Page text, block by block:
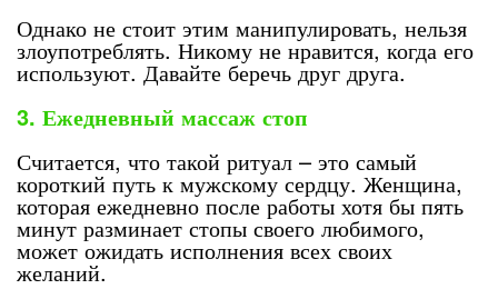
Однако не стоит этим манипулировать, нельзя
злоупотреблять. Никому не нравится, когда его
используют. Давайте беречь друг друга.
3. Ежедневный массаж стоп
Считается, что такой ритуал – это самый
короткий путь к мужскому сердцу. Женщина,
которая ежедневно после работы хотя бы пять
минут разминает стопы своего любимого,
может ожидать исполнения всех своих
желаний.